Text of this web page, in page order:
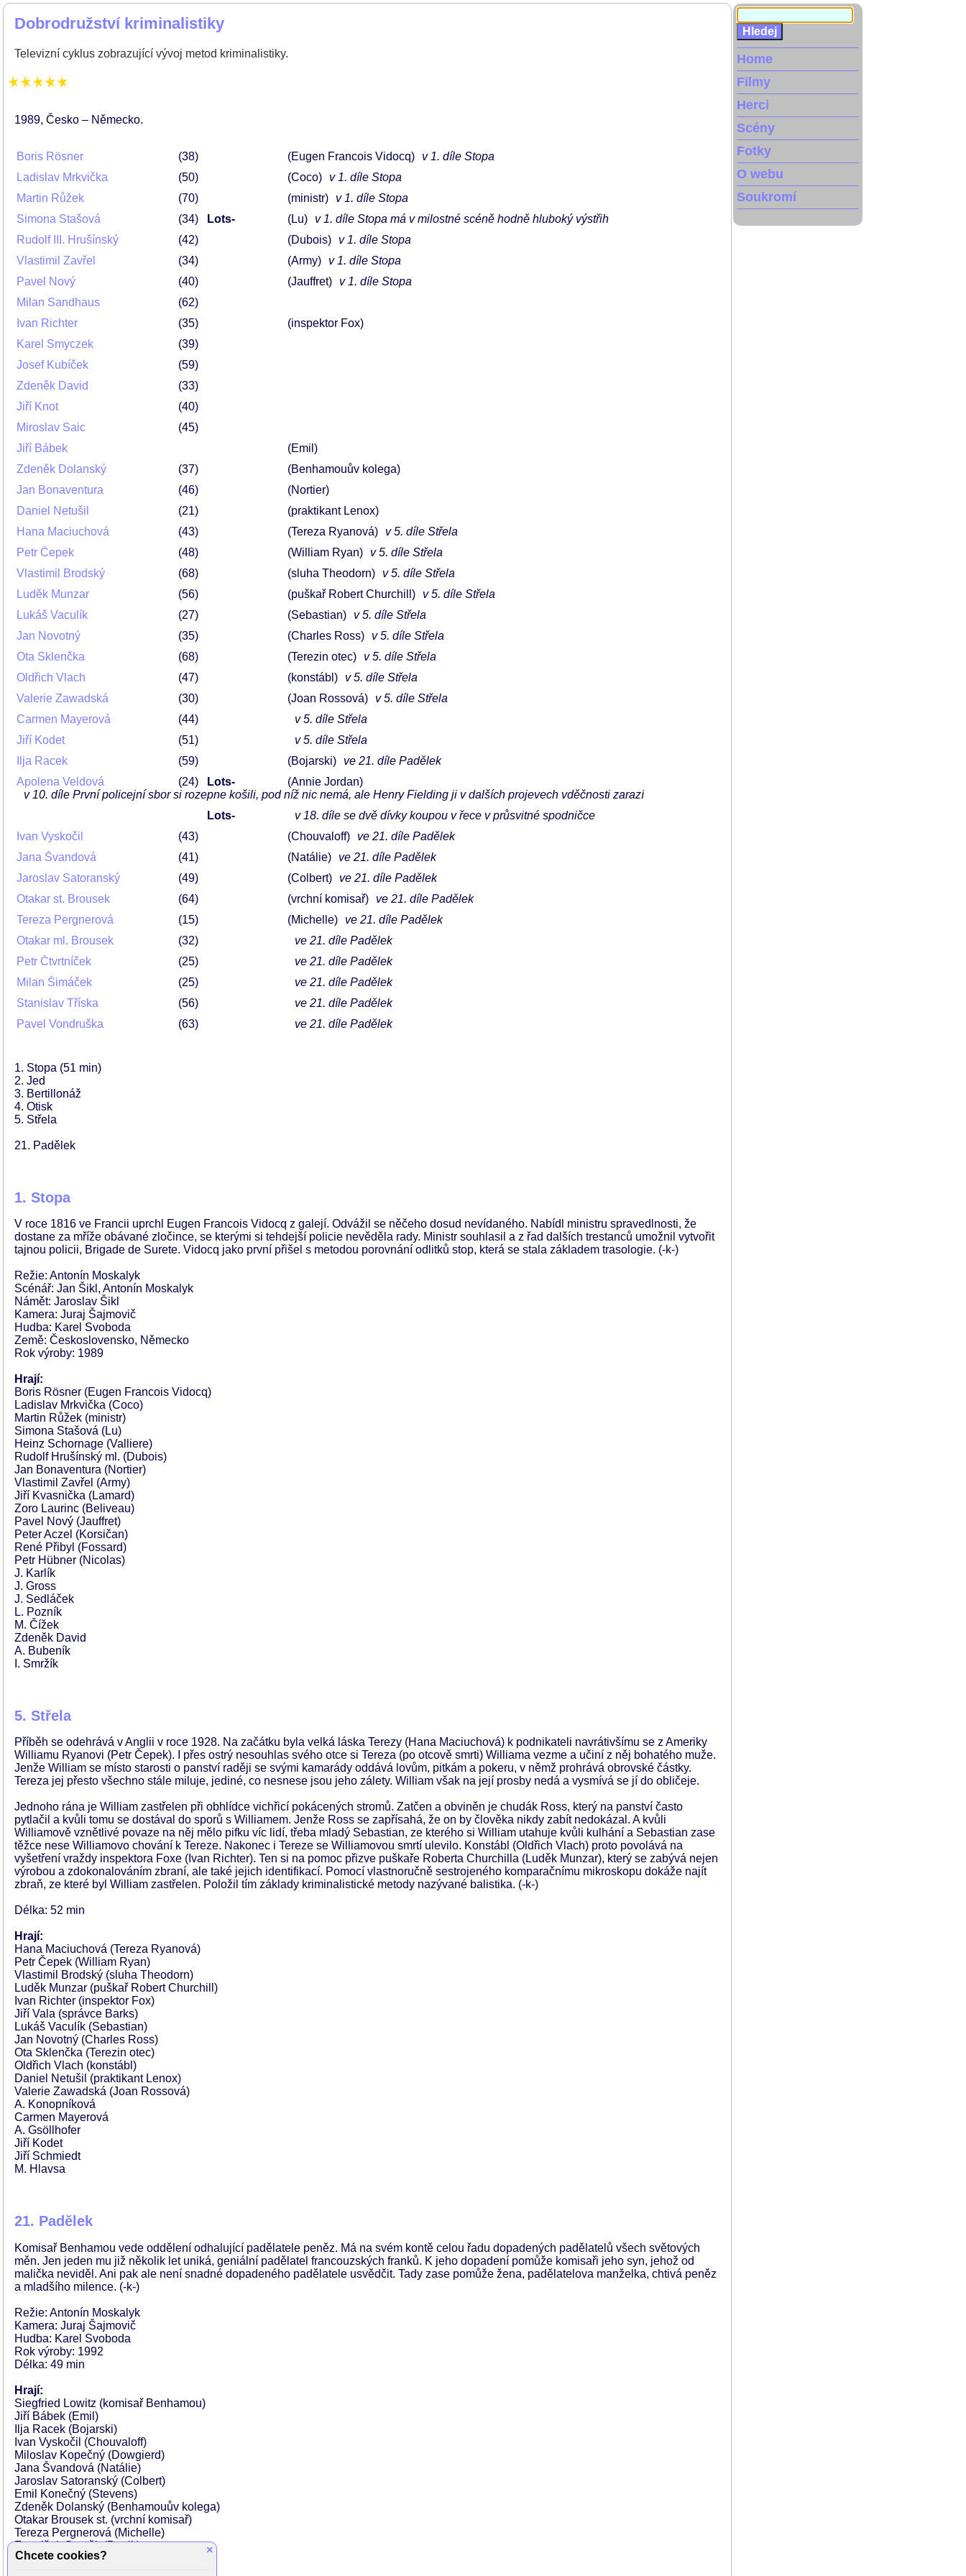
Dobrodružství kriminalistiky
Televizní cyklus zobrazující vývoj metod kriminalistiky.
1989 Česko – Německo
Boris Rösner 38 (Eugen Francois Vidocq)
v 1. díle Stopa
Ladislav Mrkvička
50 (Coco)
v 1. díle Stopa
Martin Růžek
70 (ministr)
v 1. díle Stopa
Simona Stašová
34 Lots- (Lu)
v 1. díle Stopa má v milostné scéně hodně hluboký výstřih
Rudolf III. Hrušínský
42 (Dubois)
v 1. díle Stopa
Vlastimil Zavřel
34 (Army)
v 1. díle Stopa
Pavel Nový
40 (Jauffret)
v 1. díle Stopa
Milan Sandhaus
62
Ivan Richter
35
(inspektor Fox)
Karel Smyczek
39
Josef Kubíček
59
Zdeněk David
33
Jiří Knot
40
Miroslav Saic
45
Jiří Bábek
(Emil)
Zdeněk Dolanský
37
(Benhamouův kolega)
Jan Bonaventura
46
(Nortier)
Daniel Netušil
21
(praktikant Lenox)
Hana Maciuchová
43 (Tereza Ryanová)
v 5. díle Střela
Petr Čepek
48 (William Ryan)
v 5. díle Střela
Vlastimil Brodský
68 (sluha Theodorn)
v 5. díle Střela
Luděk Munzar
56 (puškař Robert Churchill)
v 5. díle Střela
Lukáš Vaculík
27 (Sebastian)
v 5. díle Střela
Jan Novotný
35 (Charles Ross)
v 5. díle Střela
Ota Sklenčka
68 (Terezin otec)
v 5. díle Střela
Oldřich Vlach
47 (konstábl)
v 5. díle Střela
Valerie Zawadská
30 (Joan Rossová)
v 5. díle Střela
Carmen Mayerová
44
v 5. díle Střela
Jiří Kodet
51
v 5. díle Střela
Ilja Racek
59 (Bojarski)
ve 21. díle Padělek
Apolena Veldová
24 Lots-
(Annie Jordan)
v 10. díle První policejní sbor si rozepne košili, pod níž nic nemá, ale Henry Fielding ji v dalších projevech vděčnosti zarazí
Lots-
v 18. díle se dvě dívky koupou v řece v průsvitné spodničce
Ivan Vyskočil
43 (Chouvaloff)
ve 21. díle Padělek
Jana Švandová
41 (Natálie)
ve 21. díle Padělek
Jaroslav Satoranský
49 (Colbert)
ve 21. díle Padělek
Otakar st. Brousek
64 (vrchní komisař)
ve 21. díle Padělek
Tereza Pergnerová
15 (Michelle)
ve 21. díle Padělek
Otakar ml. Brousek
32
ve 21. díle Padělek
Petr Čtvrtníček
25
ve 21. díle Padělek
Milan Šimáček
25
ve 21. díle Padělek
Stanislav Tříska
56
ve 21. díle Padělek
Pavel Vondruška
63 ve 21. díle Padělek
1. Stopa (51 min)
2. Jed
3. Bertillonáž
4. Otisk
5. Střela
21. Padělek
1. Stopa
V roce 1816 ve Francii uprchl Eugen Francois Vidocq z galejí. Odvážil se něčeho dosud nevídaného. Nabídl ministru spravedlnosti, že
dostane za mříže obávané zločince, se kterými si tehdejší policie nevěděla rady. Ministr souhlasil a z řad dalších trestanců umožnil vytvořit
tajnou policii, Brigade de Surete. Vidocq jako první přišel s metodou porovnání odlitků stop, která se stala základem trasologie. (-k-)
Režie: Antonín Moskalyk
Scénář: Jan Šikl, Antonín Moskalyk
Námět: Jaroslav Šikl
Kamera: Juraj Šajmovič
Hudba: Karel Svoboda
Země: Československo, Německo
Rok výroby: 1989
Hrají:
Boris Rösner (Eugen Francois Vidocq)
Ladislav Mrkvička (Coco)
Martin Růžek (ministr)
Simona Stašová (Lu)
Heinz Schornage (Valliere)
Rudolf Hrušínský ml. (Dubois)
Jan Bonaventura (Nortier)
Vlastimil Zavřel (Army)
Jiří Kvasnička (Lamard)
Zoro Laurinc (Beliveau)
Pavel Nový (Jauffret)
Peter Aczel (Korsičan)
René Přibyl (Fossard)
Petr Hübner (Nicolas)
J. Karlík
J. Gross
J. Sedláček
L. Pozník
M. Čížek
Zdeněk David
A. Bubeník
I. Smržík
5. Střela
Příběh se odehrává v Anglii v roce 1928. Na začátku byla velká láska Terezy (Hana Maciuchová) k podnikateli navrátivšímu se z Ameriky
Williamu Ryanovi (Petr Čepek). I přes ostrý nesouhlas svého otce si Tereza (po otcově smrti) Williama vezme a učiní z něj bohatého muže.
Jenže William se místo starosti o panství raději se svými kamarády oddává lovům, pitkám a pokeru, v němž prohrává obrovské částky.
Tereza jej přesto všechno stále miluje, jediné, co nesnese jsou jeho zálety. William však na její prosby nedá a vysmívá se jí do obličeje.
Jednoho rána je William zastřelen při obhlídce vichřicí pokácených stromů. Zatčen a obviněn je chudák Ross, který na panství často
pytlačil a kvůli tomu se dostával do sporů s Williamem. Jenže Ross se zapřísahá, že on by člověka nikdy zabít nedokázal. A kvůli
Williamově vznětlivé povaze na něj mělo pifku víc lidí, třeba mladý Sebastian, ze kterého si William utahuje kvůli kulhání a Sebastian zase
těžce nese Williamovo chování k Tereze. Nakonec i Tereze se Williamovou smrtí ulevilo. Konstábl (Oldřich Vlach) proto povolává na
vyšetření vraždy inspektora Foxe (Ivan Richter). Ten si na pomoc přizve puškaře Roberta Churchilla (Luděk Munzar), který se zabývá nejen
výrobou a zdokonalováním zbraní, ale také jejich identifikací. Pomocí vlastnoručně sestrojeného komparačnímu mikroskopu dokáže najít
zbraň, ze které byl William zastřelen. Položil tím základy kriminalistické metody nazývané balistika. (-k-)
Délka: 52 min
Hrají:
Hana Maciuchová (Tereza Ryanová)
Petr Čepek (William Ryan)
Vlastimil Brodský (sluha Theodorn)
Luděk Munzar (puškař Robert Churchill)
Ivan Richter (inspektor Fox)
Jiří Vala (správce Barks)
Lukáš Vaculík (Sebastian)
Jan Novotný (Charles Ross)
Ota Sklenčka (Terezin otec)
Oldřich Vlach (konstábl)
Daniel Netušil (praktikant Lenox)
Valerie Zawadská (Joan Rossová)
A. Konopníková
Carmen Mayerová
A. Gsöllhofer
Jiří Kodet
Jiří Schmiedt
M. Hlavsa
21. Padělek
Komisař Benhamou vede oddělení odhalující padělatele peněz. Má na svém kontě celou řadu dopadených padělatelů všech světových
měn. Jen jeden mu již několik let uniká, geniální padělatel francouzských franků. K jeho dopadení pomůže komisaři jeho syn, jehož od
malička neviděl. Ani pak ale není snadné dopadeného padělatele usvědčit. Tady zase pomůže žena, padělatelova manželka, chtivá peněz
a mladšího milence. (-k-)
Režie: Antonín Moskalyk
Kamera: Juraj Šajmovič
Hudba: Karel Svoboda
Rok výroby: 1992
Délka: 49 min
Hrají:
Siegfried Lowitz (komisař Benhamou)
Jiří Bábek (Emil)
Ilja Racek (Bojarski)
Ivan Vyskočil (Chouvaloff)
Miloslav Kopečný (Dowgierd)
Jana Švandová (Natálie)
Jaroslav Satoranský (Colbert)
Emil Konečný (Stevens)
Zdeněk Dolanský (Benhamouův kolega)
Otakar Brousek st. (vrchní komisař)
Tereza Pergnerová (Michelle)
František Staněk (Patrik)
Otakar Brousek ml.
Home
Filmy
Herci
Scény
Fotky
O webu
Soukromí
×
Chcete cookies?